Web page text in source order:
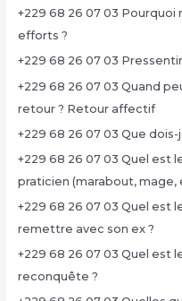
+229 68 26 07 03
efforts ?
+229 68 26 07 03
+229 68 26 07 03 Quand
retour ? Retour affectif
+229 68 26 07 03 Que
+229 68 26 07 03 Quel est
praticien (marabout, mage,
+229 68 26 07 03 Quel est
remettre avec son ex ?
+229 68 26 07 03 Quel est
reconquête ?